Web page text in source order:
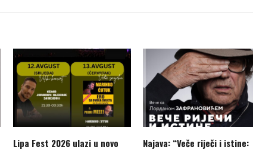
Lipa Fest 2026 ulazi u novo
Najava: “Veče riječi i istine: